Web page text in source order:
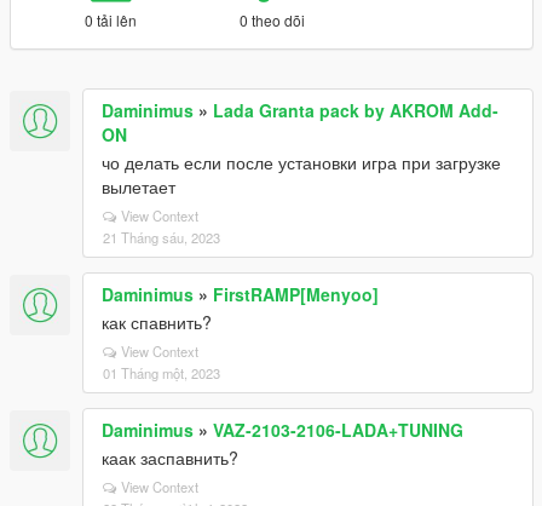
0 tải lên 0 theo dõi
Daminimus » Lada Granta pack by AKROM Add-
ON
чо делать если после установки игра при загрузке
вылетает
View Context
21 Tháng sáu, 2023
Daminimus » FirstRAMP[Menyoo]
как спавнить?
View Context
01 Tháng một, 2023
Daminimus » VAZ-2103-2106-LADA+TUNING
каак заспавнить?
View Context